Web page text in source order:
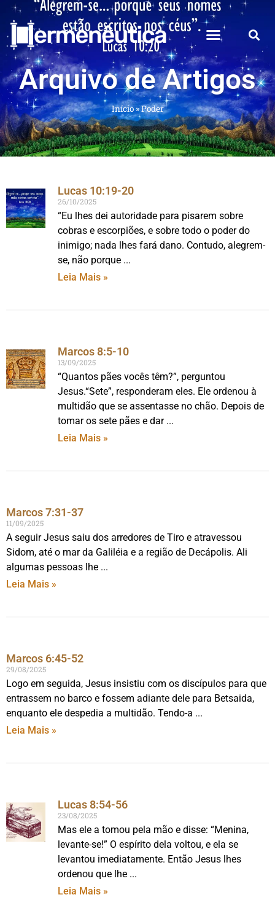
Arquivo de Artigos
Início»Poder
Lucas 10:19-20
26/10/2025
“Eu lhes dei autoridade para pisarem sobre
cobras e escorpiões, e sobre todo o poder do
inimigo; nada lhes fará dano. Contudo, alegrem-
se, não porque
Leia Mais »
Marcos 8:5-10
13/09/2025
“Quantos pães vocês têm?”, perguntou
Jesus.“Sete”, responderam eles. Ele ordenou à
multidão que se assentasse no chão. Depois de
tomar os sete pães e dar
Leia Mais »
Marcos 7:31-37
11/09/2025
A seguir Jesus saiu dos arredores de Tiro e atravessou
Sidom, até o mar da Galiléia e a região de Decápolis. Ali
algumas pessoas lhe
Leia Mais »
Marcos 6:45-52
29/08/2025
Logo em seguida, Jesus insistiu com os discípulos para que
entrassem no barco e fossem adiante dele para Betsaida,
enquanto ele despedia a multidão. Tendo-a
Leia Mais »
Lucas 8:54-56
23/08/2025
Mas ele a tomou pela mão e disse: “Menina,
levante-se!” O espírito dela voltou, e ela se
levantou imediatamente. Então Jesus lhes
ordenou que lhe
Leia Mais »